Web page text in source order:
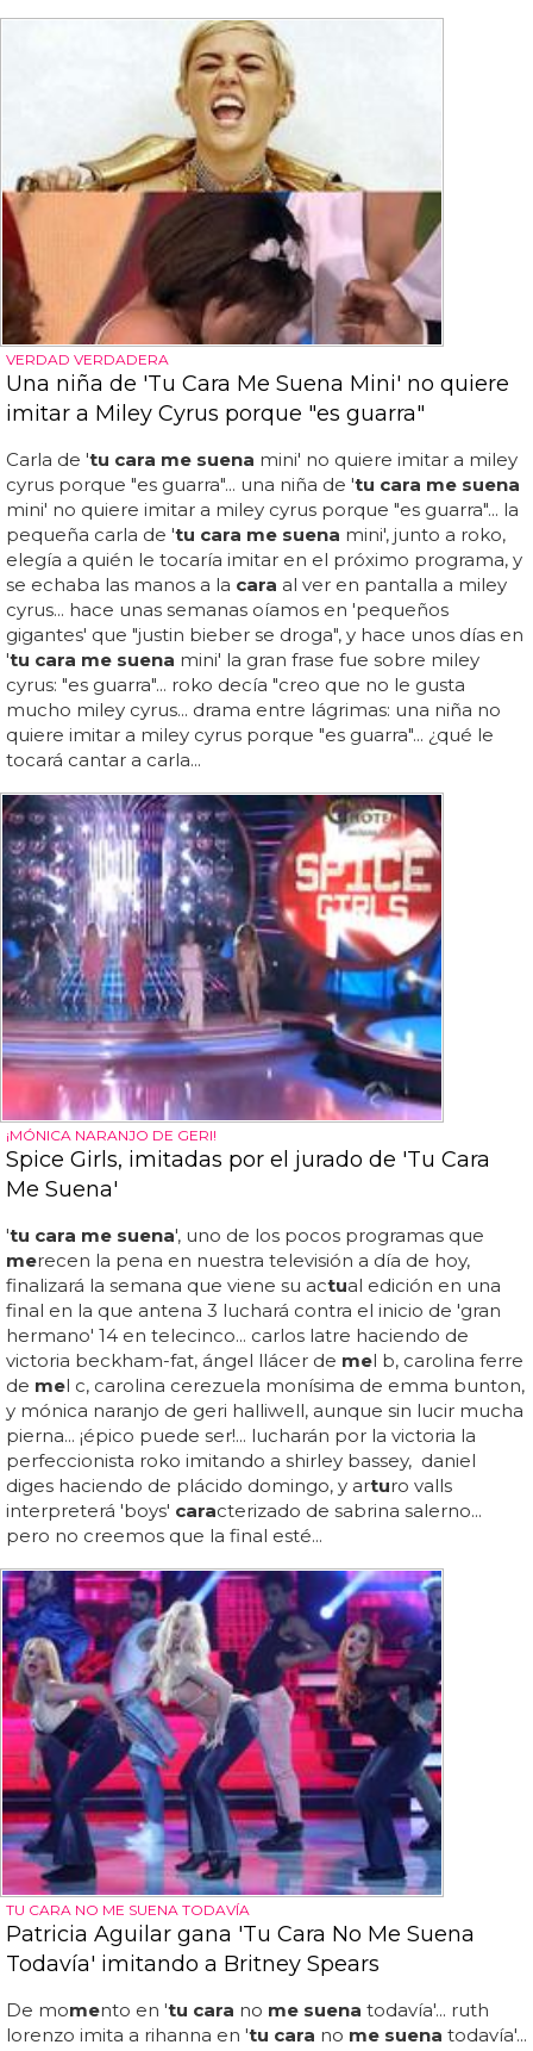
VERDAD VERDADERA
Una niña de 'Tu Cara Me Suena Mini' no quiere
imitar a Miley Cyrus porque "es guarra"
Carla de 'tu cara me suena mini' no quiere imitar a miley
cyrus porque "es guarra"... una niña de 'tu cara me suena
mini' no quiere imitar a miley cyrus porque "es guarra"... la
pequeña carla de 'tu cara me suena mini', junto a roko,
elegía a quién le tocaría imitar en el próximo programa, y
se echaba las manos a la cara al ver en pantalla a miley
cyrus... hace unas semanas oíamos en 'pequeños
gigantes' que "justin bieber se droga", y hace unos días en
'tu cara me suena mini' la gran frase fue sobre miley
cyrus: "es guarra"... roko decía "creo que no le gusta
mucho miley cyrus... drama entre lágrimas: una niña no
quiere imitar a miley cyrus porque "es guarra"... ¿qué le
tocará cantar a carla...
¡MÓNICA NARANJO DE GERI!
Spice Girls, imitadas por el jurado de 'Tu Cara
Me Suena'
'tu cara me suena', uno de los pocos programas que
merecen la pena en nuestra televisión a día de hoy,
finalizará la semana que viene su actual edición en una
final en la que antena 3 luchará contra el inicio de 'gran
hermano' 14 en telecinco... carlos latre haciendo de
victoria beckham-fat, ángel llácer de mel b, carolina ferre
de mel c, carolina cerezuela monísima de emma bunton,
y mónica naranjo de geri halliwell, aunque sin lucir mucha
pierna... ¡épico puede ser!... lucharán por la victoria la
perfeccionista roko imitando a shirley bassey, daniel
diges haciendo de plácido domingo, y arturo valls
interpreterá 'boys' caracterizado de sabrina salerno...
pero no creemos que la final esté...
TU CARA NO ME SUENA TODAVÍA
Patricia Aguilar gana 'Tu Cara No Me Suena
Todavía' imitando a Britney Spears
De momento en 'tu cara no me suena todavía'... ruth
lorenzo imita a rihanna en 'tu cara no me suena todavía'...